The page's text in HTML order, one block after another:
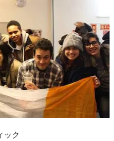
ック